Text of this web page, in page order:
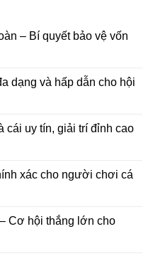
– Bí quyết bảo vệ vốn
dạng và hấp dẫn cho hội
cái uy tín, giải trí đỉnh cao
xác cho người chơi cá
Cơ hội thắng lớn cho